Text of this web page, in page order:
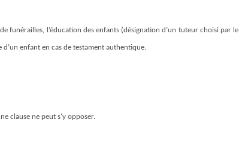
funérailles, l’éducation des enfants (désignation d’un tuteur choisi par le
enfant en cas de testament authentique.
clause ne peut s'y opposer.